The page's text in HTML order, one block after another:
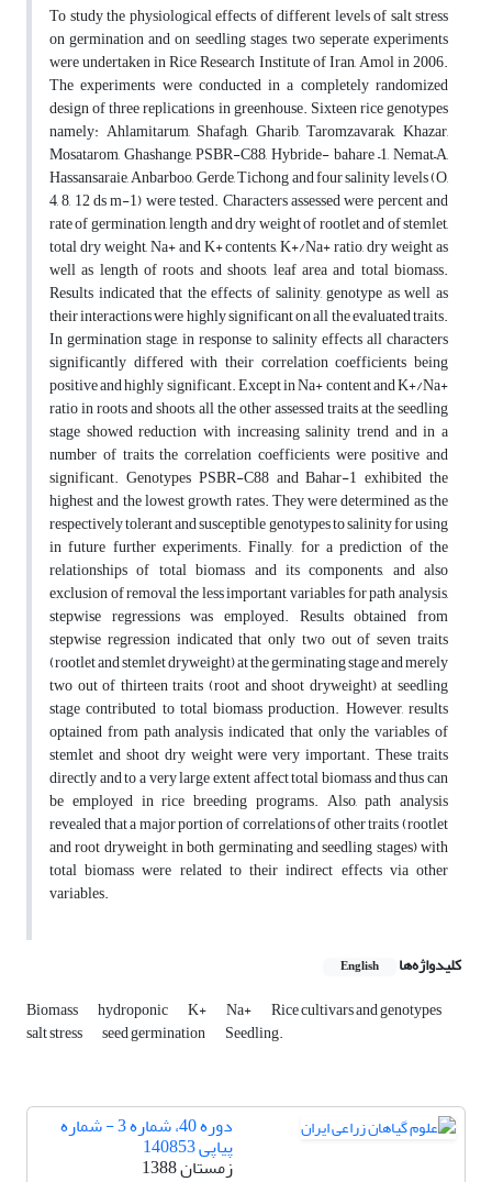
To study the physiological effects of different levels of salt stress
on germination and on seedling stages, two seperate experiments
were undertaken in Rice Research Institute of Iran, Amol in 2006.
The experiments were conducted in a completely randomized
design of three replications in greenhouse. Sixteen rice genotypes
namely: Ahlamitarum, Shafagh, Gharib, Taromzavarak, Khazar,
Mosatarom, Ghashange, PSBR-C88, Hybride- bahare –1, Nemat–A,
Hassansaraie, Anbarboo, Gerde, Tichong and four salinity levels (O,
4, 8, 12 ds m-1) were tested. Characters assessed were percent and
rate of germination, length and dry weight of rootlet and of stemlet,
total dry weight, Na+ and K+ contents, K+/Na+ ratio, dry weight as
well as length of roots and shoots, leaf area and total biomass.
Results indicated that the effects of salinity, genotype as well as
their interactions were highly significant on all the evaluated traits.
In germination stage, in response to salinity effects all characters
significantly differed with their correlation coefficients being
positive and highly significant. Except in Na+ content and K+/Na+
ratio in roots and shoots, all the other assessed traits at the seedling
stage showed reduction with increasing salinity trend and in a
number of traits the correlation coefficients were positive and
significant. Genotypes PSBR-C88 and Bahar-1 exhibited the
highest and the lowest growth rates. They were determined as the
respectively tolerant and susceptible genotypes to salinity for using
in future further experiments. Finally, for a prediction of the
relationships of total biomass and its components, and also
exclusion of removal the less important variables for path analysis,
stepwise regressions was employed. Results obtained from
stepwise regression indicated that only two out of seven traits
(rootlet and stemlet dryweight) at the germinating stage and merely
two out of thirteen traits (root and shoot dryweight) at seedling
stage contributed to total biomass production. However, results
optained from path analysis indicated that only the variables of
stemlet and shoot dry weight were very important. These traits
directly and to a very large extent affect total biomass and thus can
be employed in rice breeding programs. Also, path analysis
revealed that a major portion of correlations of other traits (rootlet
and root dryweight, in both germinating and seedling stages) with
total biomass were related to their indirect effects via other
variables.
کلیدواژه‌ها English
Biomass hydroponic K+ Na+ Rice cultivars and genotypes
salt stress seed germination Seedling.
دوره 40، شماره 3 - شماره
پیاپی 140853
زمستان 1388